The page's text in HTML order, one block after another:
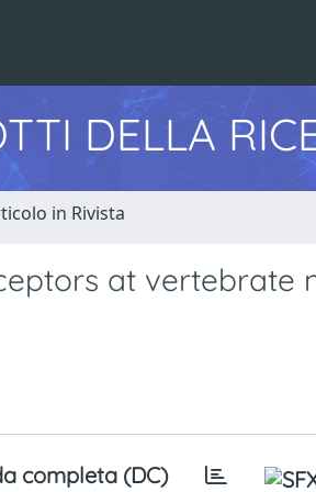
DELLA
in Rivista
at vertebrate
completa (DC)